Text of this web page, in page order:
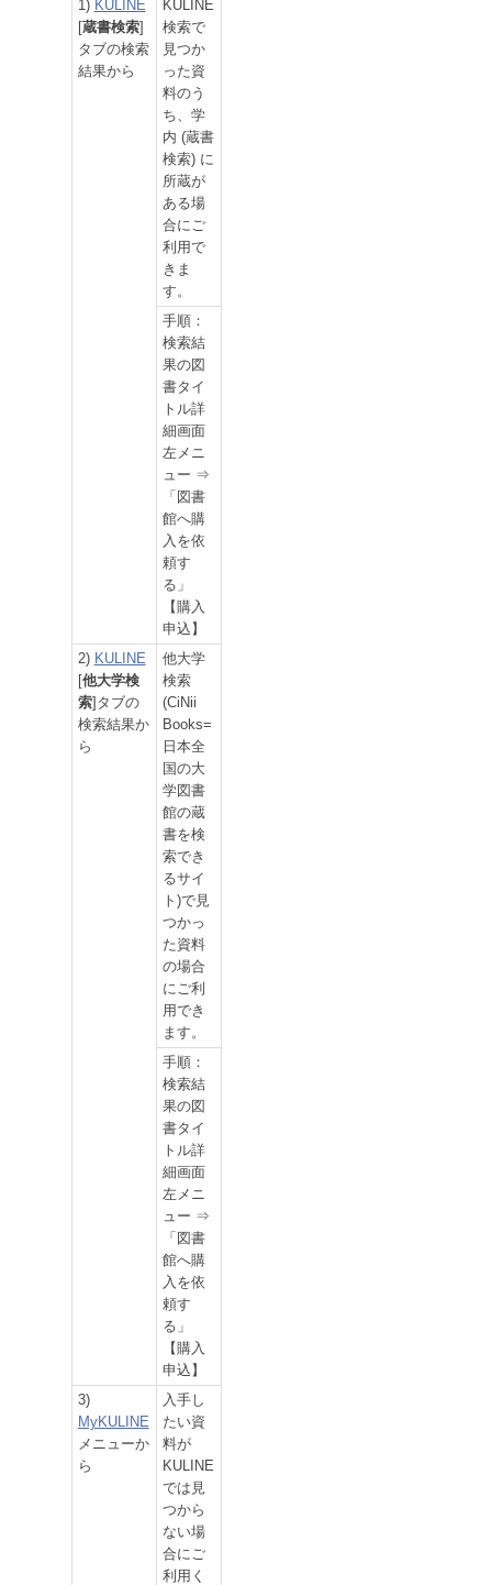
1) KULINE
[蔵書検索]
タブの検索
結果から
KULINE
検索で
見つか
った資
料のう
ち、学
内 (蔵書
検索) に
所蔵が
ある場
合にご
利用で
きま
す。
手順：
検索結
果の図
書タイ
トル詳
細画面
左メニ
ュー ⇒
「図書
館へ購
入を依
頼す
る」
【購入
申込】
2) KULINE
[他大学検
索]タブの
検索結果か
ら
他大学
検索
(CiNii
Books=
日本全
国の大
学図書
館の蔵
書を検
索でき
るサイ
ト)で見
つかっ
た資料
の場合
にご利
用でき
ます。
手順：
検索結
果の図
書タイ
トル詳
細画面
左メニ
ュー ⇒
「図書
館へ購
入を依
頼す
る」
【購入
申込】
3)
MyKULINE
メニューか
ら
入手し
たい資
料が
KULINE
では見
つから
ない場
合にご
利用く